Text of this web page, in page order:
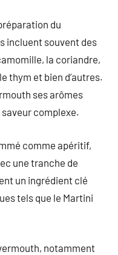
du
incluent souvent des
la coriandre,
thym et bien d’autres.
ses arômes
complexe.
comme apéritif,
une tranche de
un ingrédient clé
tels que le Martini
notamment